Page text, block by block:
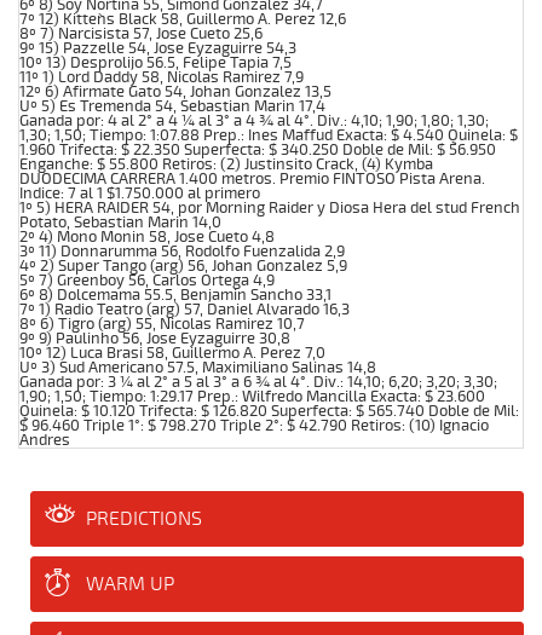
6º 8) Soy Nortina 55, Simond Gonzalez 34,7
7º 12) Kitten`s Black 58, Guillermo A. Perez 12,6
8º 7) Narcisista 57, Jose Cueto 25,6
9º 15) Pazzelle 54, Jose Eyzaguirre 54,3
10º 13) Desprolijo 56.5, Felipe Tapia 7,5
11º 1) Lord Daddy 58, Nicolas Ramirez 7,9
12º 6) Afirmate Gato 54, Johan Gonzalez 13,5
Uº 5) Es Tremenda 54, Sebastian Marin 17,4
Ganada por: 4 al 2° a 4 ¼ al 3° a 4 ¾ al 4°. Div.: 4,10; 1,90; 1,80; 1,30;
1,30; 1,50; Tiempo: 1:07.88 Prep.: Ines Maffud Exacta: $ 4.540 Quinela: $
1.960 Trifecta: $ 22.350 Superfecta: $ 340.250 Doble de Mil: $ 56.950
Enganche: $ 55.800 Retiros: (2) Justinsito Crack, (4) Kymba
DUODECIMA CARRERA 1.400 metros. Premio FINTOSO Pista Arena.
Indice: 7 al 1 $1.750.000 al primero
1º 5) HERA RAIDER 54, por Morning Raider y Diosa Hera del stud French
Potato, Sebastian Marin 14,0
2º 4) Mono Monin 58, Jose Cueto 4,8
3º 11) Donnarumma 56, Rodolfo Fuenzalida 2,9
4º 2) Super Tango (arg) 56, Johan Gonzalez 5,9
5º 7) Greenboy 56, Carlos Ortega 4,9
6º 8) Dolcemama 55.5, Benjamin Sancho 33,1
7º 1) Radio Teatro (arg) 57, Daniel Alvarado 16,3
8º 6) Tigro (arg) 55, Nicolas Ramirez 10,7
9º 9) Paulinho 56, Jose Eyzaguirre 30,8
10º 12) Luca Brasi 58, Guillermo A. Perez 7,0
Uº 3) Sud Americano 57.5, Maximiliano Salinas 14,8
Ganada por: 3 ¼ al 2° a 5 al 3° a 6 ¾ al 4°. Div.: 14,10; 6,20; 3,20; 3,30;
1,90; 1,50; Tiempo: 1:29.17 Prep.: Wilfredo Mancilla Exacta: $ 23.600
Quinela: $ 10.120 Trifecta: $ 126.820 Superfecta: $ 565.740 Doble de Mil:
$ 96.460 Triple 1°: $ 798.270 Triple 2°: $ 42.790 Retiros: (10) Ignacio
Andres
PREDICTIONS
WARM UP